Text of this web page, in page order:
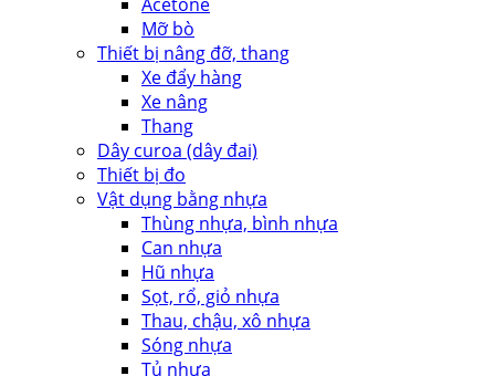
Acetone
Mỡ bò
Thiết bị nâng đỡ, thang
Xe đẩy hàng
Xe nâng
Thang
Dây curoa (dây đai)
Thiết bị đo
Vật dụng bằng nhựa
Thùng nhựa, bình nhựa
Can nhựa
Hũ nhựa
Sọt, rổ, giỏ nhựa
Thau, chậu, xô nhựa
Sóng nhựa
Tủ nhựa